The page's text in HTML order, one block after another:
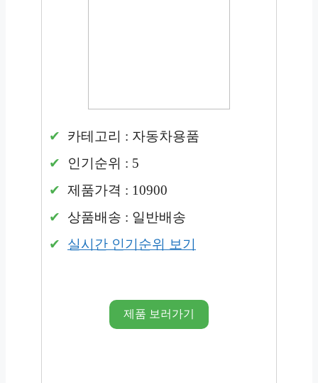
카테고리 : 자동차용품
인기순위 : 5
제품가격 : 10900
상품배송 : 일반배송
실시간 인기순위 보기
제품 보러가기